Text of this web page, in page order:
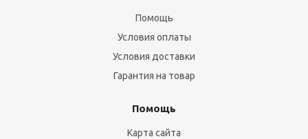
Помощь
Условия оплаты
Условия доставки
Гарантия на товар
Помощь
Карта сайта